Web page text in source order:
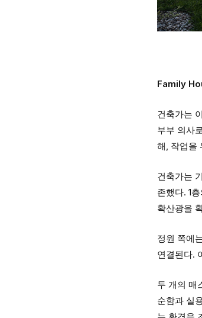
Family
건축가는
부부 의사
해, 작업을
건축가는
존했다. 1
확산광을
정원 쪽에
연결된다.
두 개의 매
순함과 실